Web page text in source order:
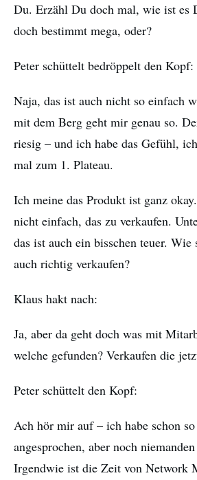
Du. Erzähl Du doch mal, wie ist es
doch bestimmt mega, oder?
Peter schüttelt bedröppelt den Kopf:
Naja, das ist auch nicht so einfach
mit dem Berg geht mir genau so.
riesig – und ich habe das Gefühl,
mal zum 1. Plateau.
Ich meine das Produkt ist ganz
nicht einfach, das zu verkaufen.
das ist auch ein bisschen teuer. Wie
auch richtig verkaufen?
Klaus hakt nach:
Ja, aber da geht doch was mit
welche gefunden? Verkaufen die
Peter schüttelt den Kopf:
Ach hör mir auf – ich habe schon
angesprochen, aber noch
Irgendwie ist die Zeit von Network